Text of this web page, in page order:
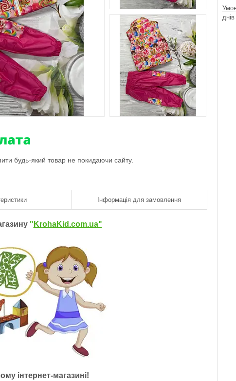
будь-який товар не покидаючи сайту.
Інформація для замовлення
" KrohaKid.com.ua"
інтернет-магазині!
днів